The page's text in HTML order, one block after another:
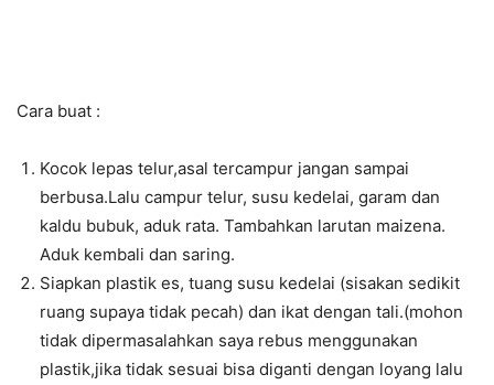
Cara buat :
Kocok lepas telur,asal tercampur jangan sampai
berbusa.Lalu campur telur, susu kedelai, garam dan
kaldu bubuk, aduk rata. Tambahkan larutan maizena.
Aduk kembali dan saring.
Siapkan plastik es, tuang susu kedelai (sisakan sedikit
ruang supaya tidak pecah) dan ikat dengan tali.(mohon
tidak dipermasalahkan saya rebus menggunakan
plastik,jika tidak sesuai bisa diganti dengan loyang lalu